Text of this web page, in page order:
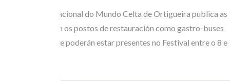
O Festival Internacional do Mundo Celta de Ortigueira publica as
bases que regulan os postos de restauración como gastro-buses
ou foodtrucks que poderán estar presentes no Festival entre o 8 e